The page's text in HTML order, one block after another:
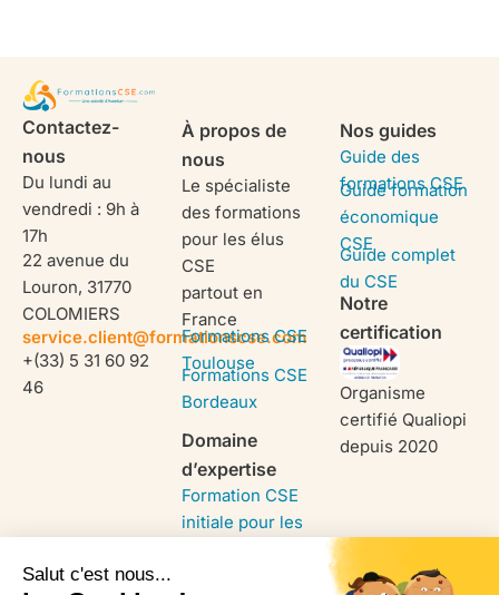
Contactez-
nous
Du lundi au
vendredi : 9h à
17h
22 avenue du
Louron, 31770
COLOMIERS
service.client@formationscse.com
+(33) 5 31 60 92
46
À propos de
nous
Le spécialiste
des formations
pour les élus
CSE
partout en
France
Formations CSE
Toulouse
Formations CSE
Bordeaux
Domaine
d’expertise
Formation CSE
initiale pour les
Nos guides
Guide des
formations CSE
Guide formation
économique
CSE
Guide complet
du CSE
Notre
certification
Organisme
certifié Qualiopi
depuis 2020